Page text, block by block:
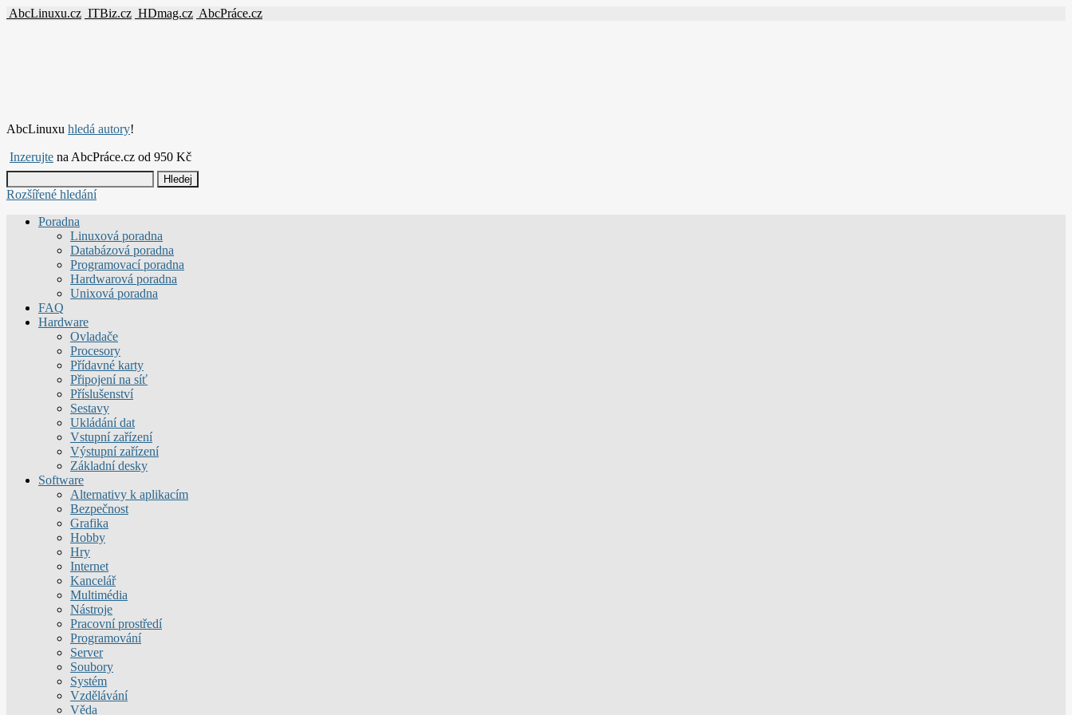
AbcLinuxu.cz ITBiz.cz HDmag.cz AbcPráce.cz
AbcLinuxu hledá autory!
Inzerujte na AbcPráce.cz od 950 Kč
Rozšířené hledání
Poradna
Linuxová poradna
Databázová poradna
Programovací poradna
Hardwarová poradna
Unixová poradna
FAQ
Hardware
Ovladače
Procesory
Přídavné karty
Připojení na síť
Příslušenství
Sestavy
Ukládání dat
Vstupní zařízení
Výstupní zařízení
Základní desky
Software
Alternativy k aplikacím
Bezpečnost
Grafika
Hobby
Hry
Internet
Kancelář
Multimédia
Nástroje
Pracovní prostředí
Programování
Server
Soubory
Systém
Vzdělávání
Věda